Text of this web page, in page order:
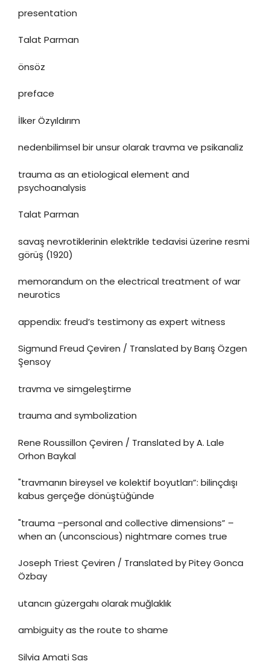
presentation
Talat Parman
önsöz
preface
İlker Özyıldırım
nedenbilimsel bir unsur olarak travma ve psikanaliz
trauma as an etiological element and
psychoanalysis
Talat Parman
savaş nevrotiklerinin elektrikle tedavisi üzerine resmi
görüş (1920)
memorandum on the electrical treatment of war
neurotics
appendix: freud’s testimony as expert witness
Sigmund Freud Çeviren / Translated by Barış Özgen
Şensoy
travma ve simgeleştirme
trauma and symbolization
Rene Roussillon Çeviren / Translated by A. Lale
Orhon Baykal
"travmanın bireysel ve kolektif boyutları”: bilinçdışı
kabus gerçeğe dönüştüğünde
"trauma –personal and collective dimensions” –
when an (unconscious) nightmare comes true
Joseph Triest Çeviren / Translated by Pitey Gonca
Özbay
utancın güzergahı olarak muğlaklık
ambiguity as the route to shame
Silvia Amati Sas